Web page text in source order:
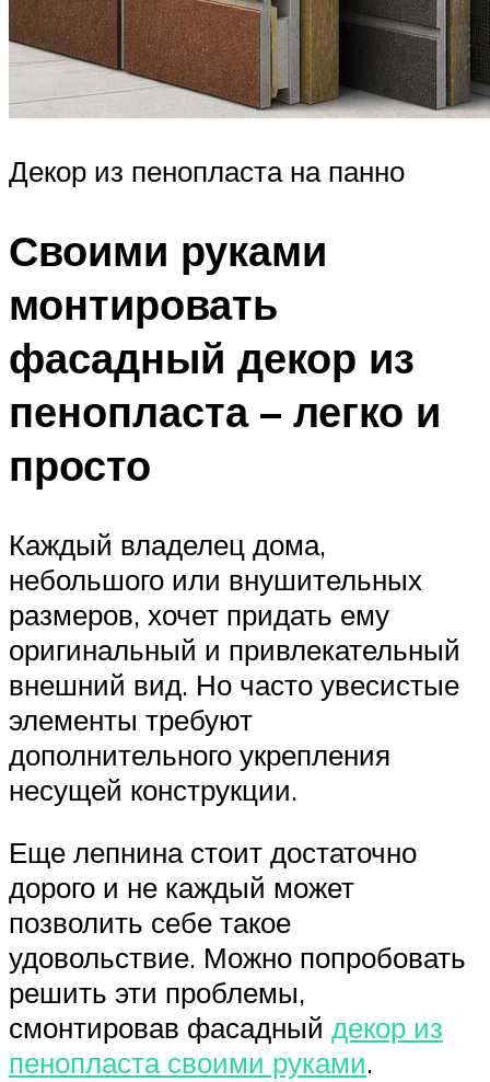
Декор из пенопласта на панно
Своими руками
монтировать
фасадный декор из
пенопласта – легко и
просто
Каждый владелец дома,
небольшого или внушительных
размеров, хочет придать ему
оригинальный и привлекательный
внешний вид. Но часто увесистые
элементы требуют
дополнительного укрепления
несущей конструкции.
Еще лепнина стоит достаточно
дорого и не каждый может
позволить себе такое
удовольствие. Можно попробовать
решить эти проблемы,
смонтировав фасадный декор из
пенопласта своими руками.